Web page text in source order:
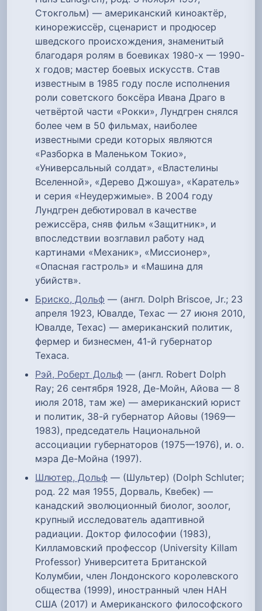
Стокгольм) — американский киноактёр,
кинорежиссёр, сценарист и продюсер
шведского происхождения, знаменитый
благодаря ролям в боевиках 1980-х — 1990-
х годов; мастер боевых искусств. Став
известным в 1985 году после исполнения
роли советского боксёра Ивана Драго в
четвёртой части «Рокки», Лундгрен снялся
более чем в 50 фильмах, наиболее
известными среди которых являются
«Разборка в Маленьком Токио»,
«Универсальный солдат», «Властелины
Вселенной», «Дерево Джошуа», «Каратель»
и серия «Неудержимые». В 2004 году
Лундгрен дебютировал в качестве
режиссёра, сняв фильм «Защитник», и
впоследствии возглавил работу над
картинами «Механик», «Миссионер»,
«Опасная гастроль» и «Машина для
убийств».
Бриско, Дольф — (англ. Dolph Briscoe, Jr.; 23
апреля 1923, Ювалде, Техас — 27 июня 2010,
Ювалде, Техас) — американский политик,
фермер и бизнесмен, 41-й губернатор
Техаса.
Рэй, Роберт Дольф — (англ. Robert Dolph
Ray; 26 сентября 1928, Де-Мойн, Айова — 8
июля 2018, там же) — американский юрист
и политик, 38-й губернатор Айовы (1969—
1983), председатель Национальной
ассоциации губернаторов (1975—1976), и. о.
мэра Де-Мойна (1997).
Шлютер, Дольф — (Шультер) (Dolph Schluter;
род. 22 мая 1955, Дорваль, Квебек) —
канадский эволюционный биолог, зоолог,
крупный исследователь адаптивной
радиации. Доктор философии (1983),
Килламовский профессор (University Killam
Professor) Университета Британской
Колумбии, член Лондонского королевского
общества (1999), иностранный член НАН
США (2017) и Американского философского